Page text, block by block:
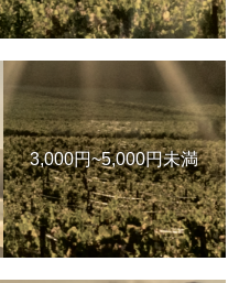
3,000円~5,000円未満